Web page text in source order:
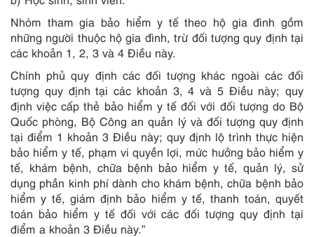
Nhóm tham gia bảo hiểm y tế theo hộ gia đình gồm
những người thuộc hộ gia đình, trừ đối tượng quy định tại
các khoản 1, 2, 3 và 4 Điều này.
Chính phủ quy định các đối tượng khác ngoài các đối
tượng quy định tại các khoản 3, 4 và 5 Điều này; quy
định việc cấp thẻ bảo hiểm y tế đối với đối tượng do Bộ
Quốc phòng, Bộ Công an quản lý và đối tượng quy định
tại điểm 1 khoản 3 Điều này; quy định lộ trình thực hiện
bảo hiểm y tế, phạm vi quyền lợi, mức hưởng bảo hiểm y
tế, khám bệnh, chữa bệnh bảo hiểm y tế, quản lý, sử
dụng phần kinh phí dành cho khám bệnh, chữa bệnh bảo
hiểm y tế, giám định bảo hiểm y tế, thanh toán, quyết
toán bảo hiểm y tế đối với các đối tượng quy định tại
điểm a khoản 3 Điều này.”